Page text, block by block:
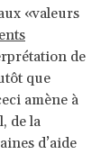
«valeurs
de
que
amène à
de la
d’aide